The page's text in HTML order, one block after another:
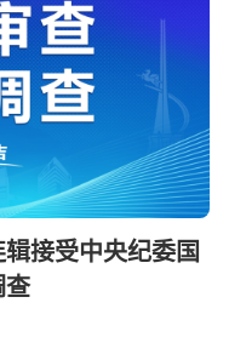
接受中央纪委国
查